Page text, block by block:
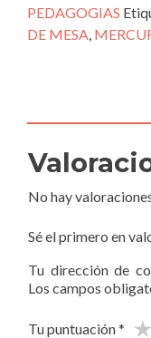
PEDAGOGIAS
DE MESA
No hay
Sé el primero en
Tu dirección de
Los campos
Tu puntuación*